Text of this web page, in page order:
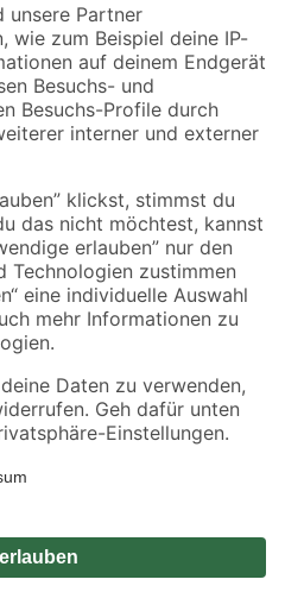
Versandarten
Die dargestellten Angebote sind unter
Die angegebenen Verfügbarkeiten beziehen
nicht für Artikel mit Speditionsversand, hier
Impressum
Vertrag widerrufen